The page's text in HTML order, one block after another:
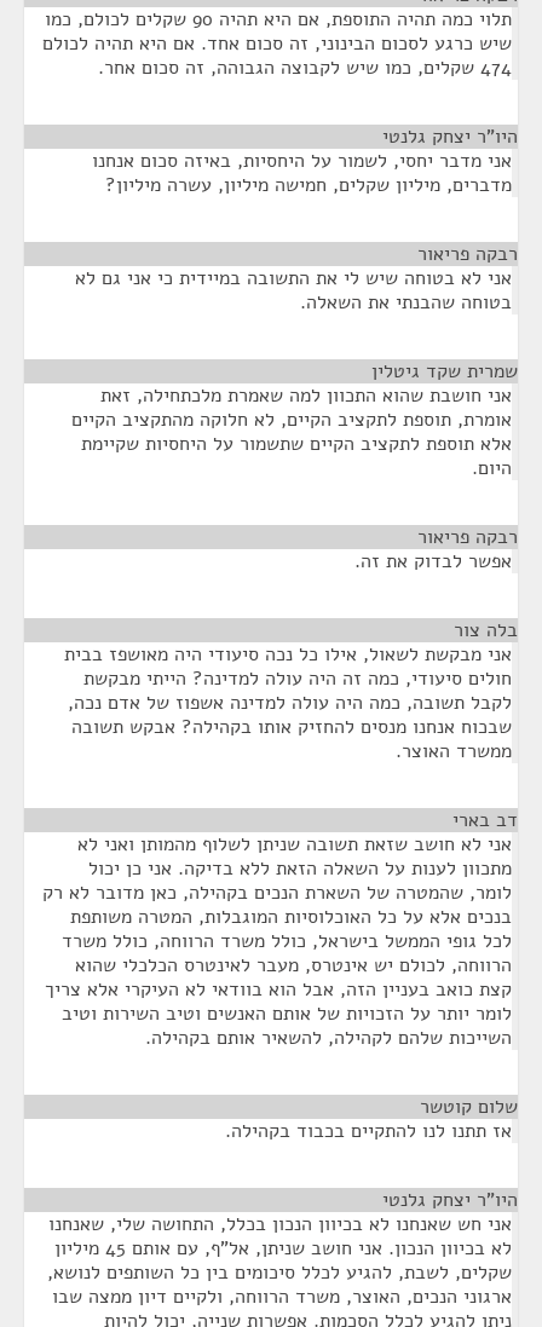
תלוי כמה תהיה התוספת, אם היא תהיה 90 שקלים לכולם, כמו
שיש כרגע לסכום הבינוני, זה סכום אחד. אם היא תהיה לכולם
474 שקלים, כמו שיש לקבוצה הגבוהה, זה סכום אחר.
היו"ר יצחק גלנטי
אני מדבר יחסי, לשמור על היחסיות, באיזה סכום אנחנו
מדברים, מיליון שקלים, חמישה מיליון, עשרה מיליון?
רבקה פריאור
אני לא בטוחה שיש לי את התשובה במיידית כי אני גם לא
בטוחה שהבנתי את השאלה.
שמרית שקד גיטלין
אני חושבת שהוא התכוון למה שאמרת מלכתחילה, זאת
אומרת, תוספת לתקציב הקיים, לא חלוקה מהתקציב הקיים
אלא תוספת לתקציב הקיים שתשמור על היחסיות שקיימת
היום.
רבקה פריאור
אפשר לבדוק את זה.
בלה צור
אני מבקשת לשאול, אילו כל נכה סיעודי היה מאושפז בבית
חולים סיעודי, כמה זה היה עולה למדינה? הייתי מבקשת
לקבל תשובה, כמה היה עולה למדינה אשפוז של אדם נכה,
שבכוח אנחנו מנסים להחזיק אותו בקהילה? אבקש תשובה
ממשרד האוצר.
דב בארי
אני לא חושב שזאת תשובה שניתן לשלוף מהמותן ואני לא
מתכוון לענות על השאלה הזאת ללא בדיקה. אני כן יכול
לומר, שהמטרה של השארת הנכים בקהילה, כאן מדובר לא רק
בנכים אלא על כל האוכלוסיות המוגבלות, המטרה משותפת
לכל גופי הממשל בישראל, כולל משרד הרווחה, כולל משרד
הרווחה, לכולם יש אינטרס, מעבר לאינטרס הכלכלי שהוא
קצת כואב בעניין הזה, אבל הוא בוודאי לא העיקרי אלא צריך
לומר יותר על הזכויות של אותם האנשים וטיב השירות וטיב
השייכות שלהם לקהילה, להשאיר אותם בקהילה.
שלום קוטשר
אז תתנו לנו להתקיים בכבוד בקהילה.
היו"ר יצחק גלנטי
אני חש שאנחנו לא בכיוון הנכון בכלל, התחושה שלי, שאנחנו
לא בכיוון הנכון. אני חושב שניתן, אל"ף, עם אותם 45 מיליון
שקלים, לשבת, להגיע לכלל סיכומים בין כל השותפים לנושא,
ארגוני הנכים, האוצר, משרד הרווחה, ולקיים דיון ממצה שבו
ניתן להגיע לכלל הסכמות. אפשרות שנייה, יכול להיות